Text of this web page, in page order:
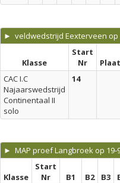
► veldwedstrijd Eexterveen op
Klasse
Start
Nr
CAC I.C
Najaarswedstrijd
Continentaal II
solo
14
► MAP proef Langbroek op 19-
Klasse
Start
Nr
B1 B2 B3